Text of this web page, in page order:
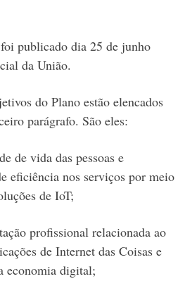
publicado dia 25 de junho
da União.
do Plano estão elencados
parágrafo. São eles:
de vida das pessoas e
eficiência nos serviços por meio
de IoT;
profissional relacionada ao
de Internet das Coisas e
economia digital;